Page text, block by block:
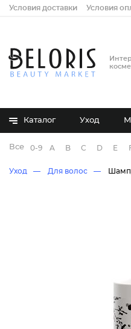
Условия доставки Условия
Каталог Уход
Все бренды
0-9 A B C D E
Уход Для волос